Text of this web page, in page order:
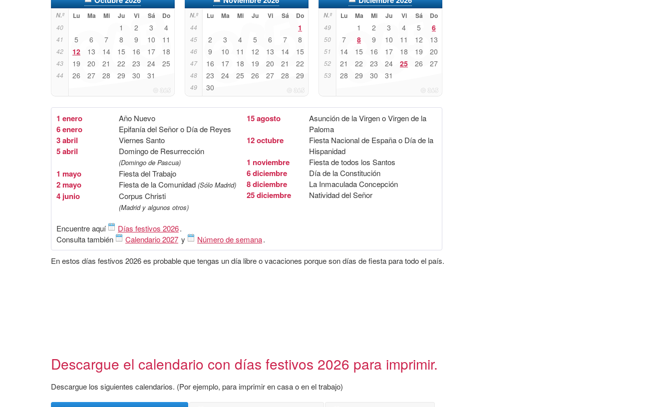
N.º Lu Ma Mi Ju Vi Sá Do
40 1 2 3 4
41 5 6 7 8 9 10 11
42 12 13 14 15 16 17 18
43 19 20 21 22 23 24 25
44 26 27 28 29 30 31
N.º Lu Ma Mi Ju Vi Sá Do
44 1
45 2 3 4 5 6 7 8
46 9 10 11 12 13 14 15
47 16 17 18 19 20 21 22
48 23 24 25 26 27 28 29
49 30
N.º Lu Ma Mi Ju Vi Sá Do
49 1 2 3 4 5 6
50 7 8 9 10 11 12 13
51 14 15 16 17 18 19 20
52 21 22 23 24 25 26 27
53 28 29 30 31
1 enero Año Nuevo
6 enero Epifanía del Señor o Día de Reyes
3 abril Viernes Santo
5 abril Domingo de Resurrección
(Domingo de Pascua)
1 mayo Fiesta del Trabajo
2 mayo Fiesta de la Comunidad (Sólo Madrid)
4 junio Corpus Christi
(Madrid y algunos otros)
15 agosto
Asunción de la Virgen o Virgen de la
Paloma
12 octubre
Fiesta Nacional de España o Día de la
Hispanidad
1 noviembre Fiesta de todos los Santos
6 diciembre Día de la Constitución
8 diciembre La Inmaculada Concepción
25 diciembre Natividad del Señor
Encuentre aquí Días festivos 2026.
Consulta también
Calendario 2027 y Número de semana.
En estos días festivos 2026 es probable que tengas un día libre o vacaciones porque son días de fiesta para todo el país.
Descargue el calendario con días festivos 2026 para imprimir.
Descargue los siguientes calendarios. (Por ejemplo, para imprimir en casa o en el trabajo)